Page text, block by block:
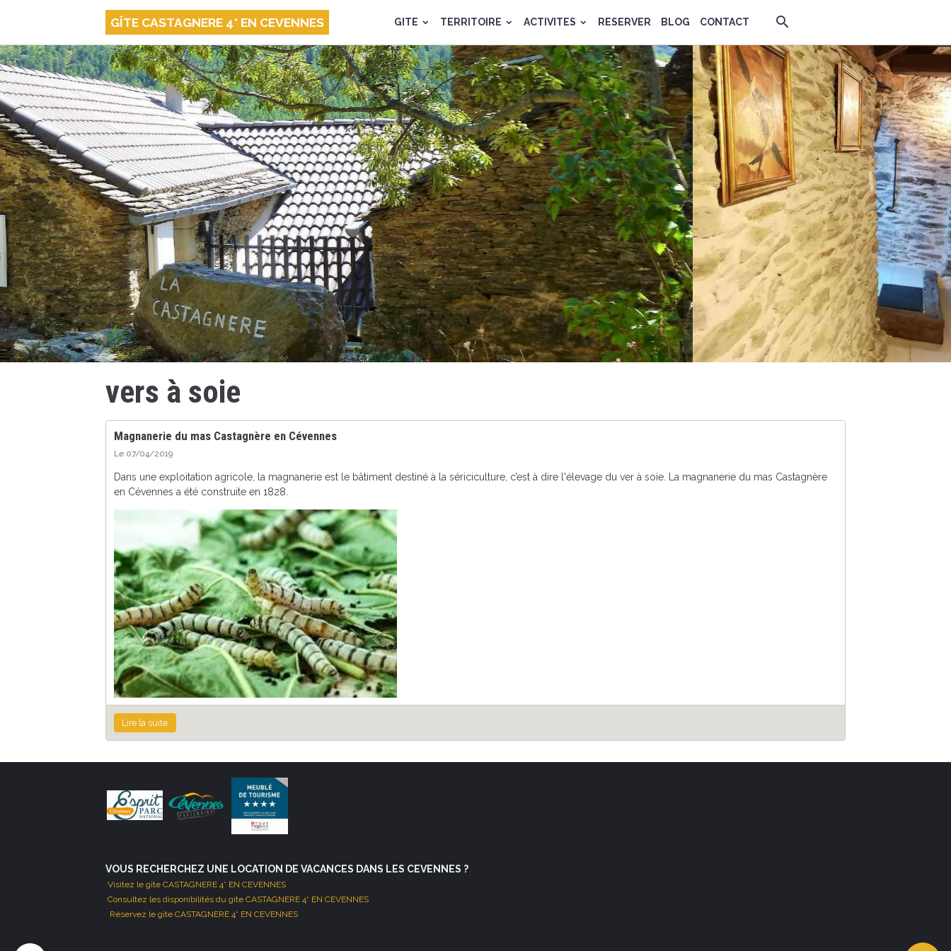
GÎTE CASTAGNERE 4* EN CEVENNES GITE TERRITOIRE ACTIVITES RESERVER BLOG CONTACT
vers à soie
Magnanerie du mas Castagnère en Cévennes
Le 07/04/2019
Dans une exploitation agricole, la magnanerie est le bâtiment destiné à la sériciculture, c’est à dire l'élevage du ver à soie. La magnanerie du mas Castagnère
en Cévennes a été construite en 1828.
Lire la suite
VOUS RECHERCHEZ UNE LOCATION DE VACANCES DANS LES CEVENNES ?
Visitez le gite CASTAGNERE 4* EN CEVENNES
Consultez les disponibilités du gite CASTAGNERE 4* EN CEVENNES
Réservez le gite CASTAGNERE 4* EN CEVENNES